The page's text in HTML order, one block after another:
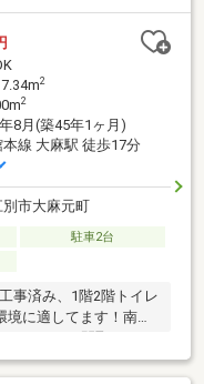
スタート。■文教地区
に適した安全で落ち着
り最大4台駐車可能。
2
2
8月(築45年1ヶ月)
本線 大麻駅 徒歩17分
市大麻元町
駐車2台
事済み、1階2階トイレ
に適してます！南西
ったりした間取りで